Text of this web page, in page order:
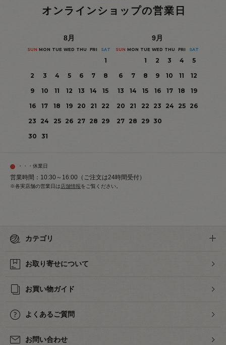
オンラインショップの営業日
8月
SUN MON TUE WED THU FRI SAT
1
2
3 4 5 6 7
8
9
10 11 12 13 14
15
16
17 18 19 20 21
22
23
24 25 26 27 28 29
30
31
9月
SUN MON TUE WED THU FRI SAT
1 2 3 4
5
6
7 8 9 10 11
12
13
14 15 16 17 18
19
20
21 22 23 24 25
26
27 28 29 30
・・・休業日
営業時間：10:30～16:00（ご注文は24時間受付）
※各実店舗の営業日は 店舗情報をご覧ください。
カテゴリ
お取り寄せについて
お買い物ガイド
よくあるご質問
お問い合わせ